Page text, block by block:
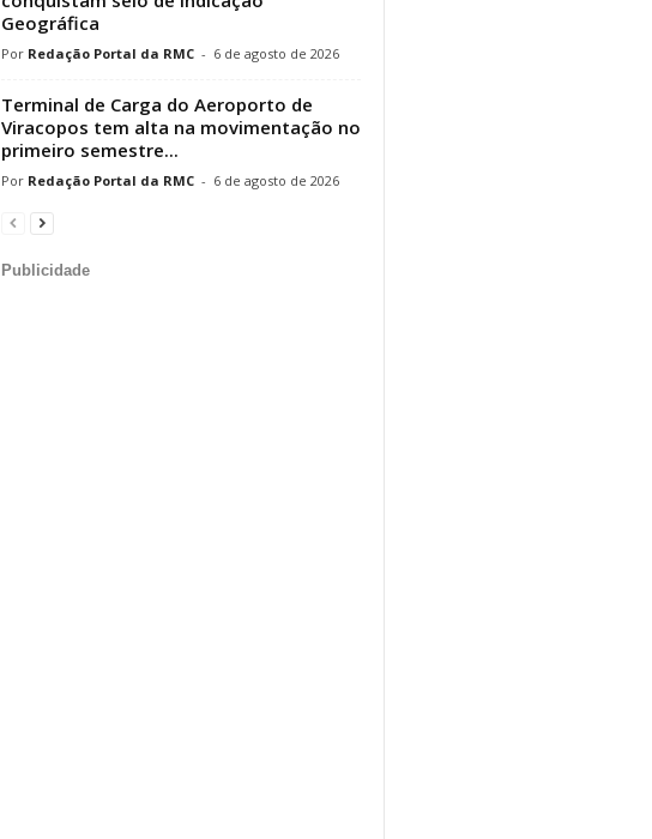
Geográfica
Redação Portal da RMC - 6 de agosto de 2026
Terminal de Carga do Aeroporto de
Viracopos tem alta na movimentação no
primeiro semestre...
Redação Portal da RMC - 6 de agosto de 2026
Publicidade